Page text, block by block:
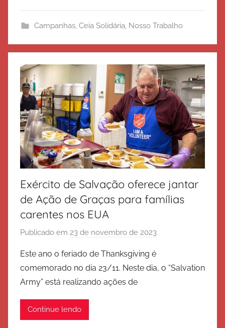
t
d
e
S
a
l
v
a
ç
ã
Campanhas, Ceia Solidária, Nosso Trabalho
Exército de Salvação oferece jantar
de Ação de Graças para famílias
carentes nos EUA
Publicado em 23 de novembro de 2023
E
Este ano o feriado de Thanksgiving é
comemorado no dia 23/11. Neste dia, o “Salvation
Army” está realizando ações de
Continue lendo